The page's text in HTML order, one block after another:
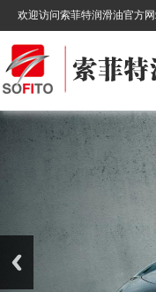
欢迎访问索菲特润滑油官方网